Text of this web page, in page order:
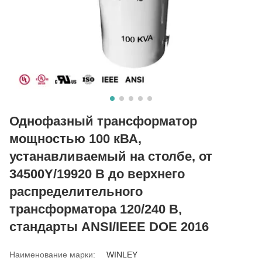
Однофазный трансформатор
мощностью 100 кВА,
устанавливаемый на столбе, от
34500Y/19920 В до верхнего
распределительного
трансформатора 120/240 В,
стандарты ANSI/IEEE DOE 2016
Наименование марки: WINLEY